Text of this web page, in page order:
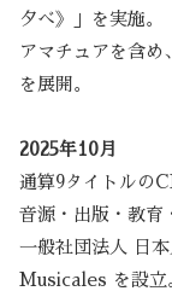
夕べ》」を実施。
アマチュアを含め
を展開。
2025年10月
通算9タイトルの
音源・出版・教育
一般社団法人 日
Musicales を設立